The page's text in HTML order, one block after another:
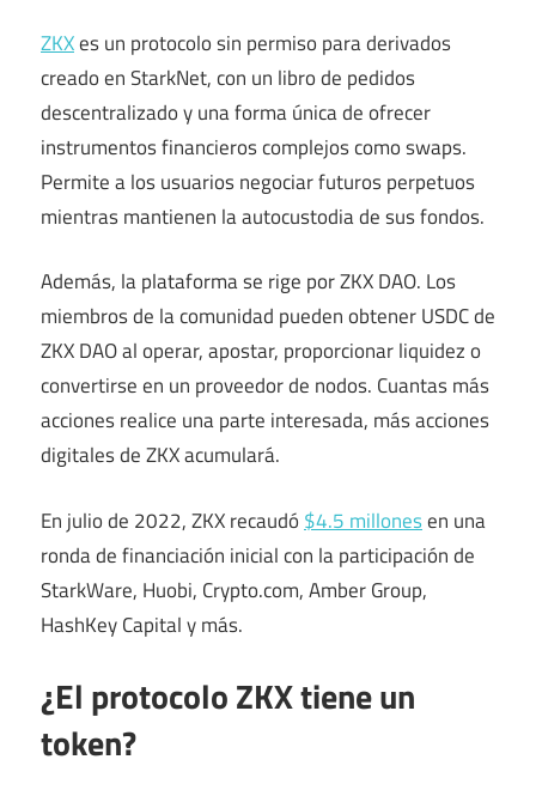
ZKXes un protocolo sin permiso para derivados
creado en StarkNet, con un libro de pedidos
descentralizado y una forma única de ofrecer
instrumentos financieros complejos como swaps.
Permite a los usuarios negociar futuros perpetuos
mientras mantienen la autocustodia de sus fondos.
Además, la plataforma se rige por ZKX DAO. Los
miembros de la comunidad pueden obtener USDC de
ZKX DAO al operar, apostar, proporcionar liquidez o
convertirse en un proveedor de nodos. Cuantas más
acciones realice una parte interesada, más acciones
digitales de ZKX acumulará.
En julio de 2022, ZKX recaudó $4.5 millonesen una
ronda de financiación inicial con la participación de
StarkWare, Huobi, Crypto.com, Amber Group,
HashKey Capital y más.
¿El protocolo ZKX tiene un
token?